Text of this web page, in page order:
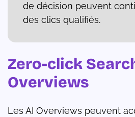
de décision peuvent
des clics qualifiés.
Zero-click
Overviews
Les AI Overviews peuvent